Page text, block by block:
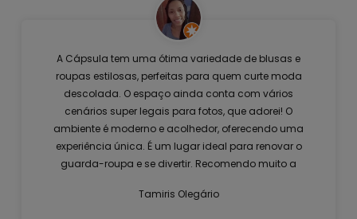
A Cápsula tem uma ótima variedade de blusas e
roupas estilosas, perfeitas para quem curte moda
descolada. O espaço ainda conta com vários
cenários super legais para fotos, que adorei! O
ambiente é moderno e acolhedor, oferecendo uma
experiência única. É um lugar ideal para renovar o
guarda-roupa e se divertir. Recomendo muito a
Tamiris Olegário